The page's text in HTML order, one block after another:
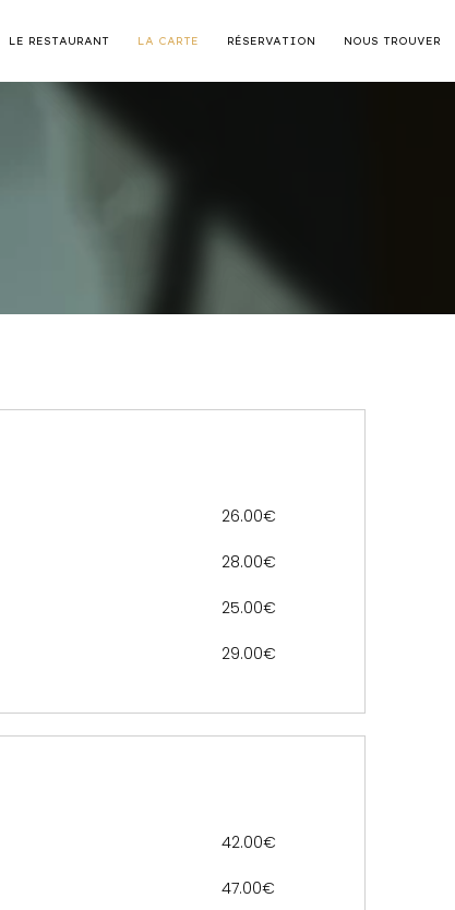
LE RESTAURANT LA CARTE RÉSERVATION NOUS TROUVER
26.00€
28.00€
25.00€
29.00€
42.00€
47.00€